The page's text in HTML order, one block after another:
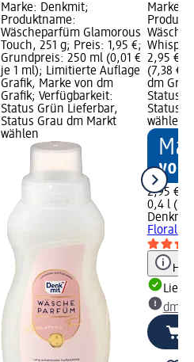
Marke: Denkmit;
Produktname:
Wäscheparfüm Glamorous
Touch, 251 g; Preis: 1,95 €;
Grundpreis: 250 ml (0,01 €
je 1 ml); Limitierte Auflage
Grafik, Marke von dm
Grafik; Verfügbarkeit:
Status Grün Lieferbar,
Status Grau dm Markt
wählen
Marke:
2,95 €;
(7,38 €
dm
Status
Status
wählen
2,95 €
0,4 l
Denkmit
Floral
dm